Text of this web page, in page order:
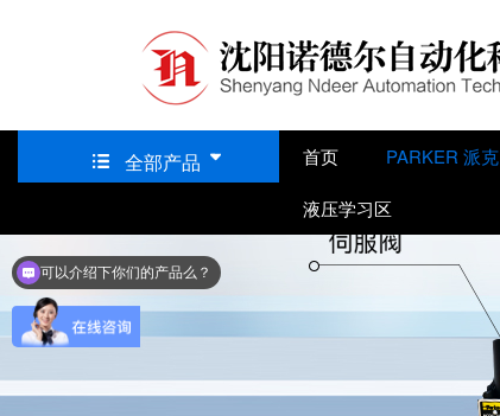
 全部产品  首页 PARKER 派克
液压学习区
可以介绍下你们的产品么？